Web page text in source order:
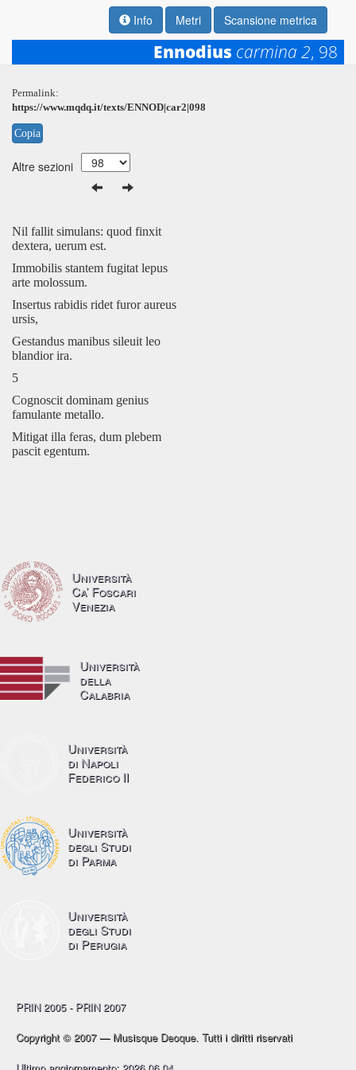
Info Metri Scansione metrica
Ennodius carmina 2, 98
Permalink:
https://www.mqdq.it/texts/ENNOD|car2|098
Copia
Altre sezioni
Nil fallit simulans: quod finxit
dextera, uerum est.
Immobilis stantem fugitat lepus
arte molossum.
Insertus rabidis ridet furor aureus
ursis,
Gestandus manibus sileuit leo
blandior ira.
5
Cognoscit dominam genius
famulante metallo.
Mitigat illa feras, dum plebem
pascit egentum.
Università
Ca’ Foscari
Venezia
Università
della
Calabria
Università
di Napoli
Federico II
Università
degli Studi
di Parma
Università
degli Studi
di Perugia
PRIN 2005 - PRIN 2007
Copyright © 2007 — Musisque Deoque. Tutti i diritti riservati